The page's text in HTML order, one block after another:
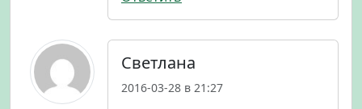
Светлана
2016-03-28 в 21:27